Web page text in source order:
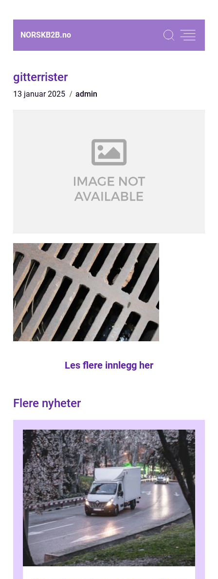
NORSKB2B.no
gitterrister
13 januar 2025 admin
Les flere innlegg her
Flere nyheter